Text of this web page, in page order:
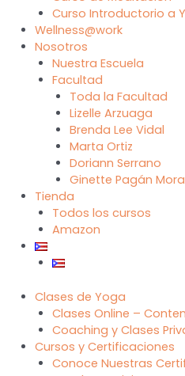
Curso Introductorio a
Wellness@work
Nosotros
Nuestra Escuela
Facultad
Toda la Facultad
Lizelle Arzuaga
Brenda Lee Vidal
Marta Ortiz
Doriann Serrano
Ginette Pagán
Tienda
Todos los cursos
Amazon
Clases de Yoga
Clases Online –
Coaching y Clases
Cursos y Certificaciones
Conoce Nuestras